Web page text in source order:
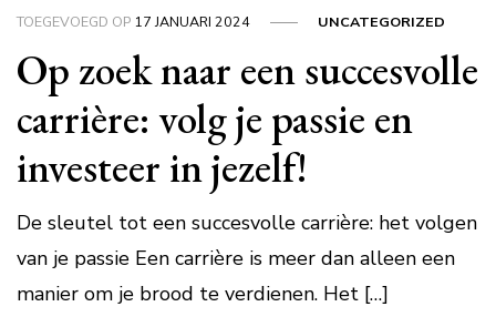
TOEGEVOEGD OP 17 JANUARI 2024 UNCATEGORIZED
Op zoek naar een succesvolle
carrière: volg je passie en
investeer in jezelf!
De sleutel tot een succesvolle carrière: het volgen
van je passie Een carrière is meer dan alleen een
manier om je brood te verdienen. Het […]